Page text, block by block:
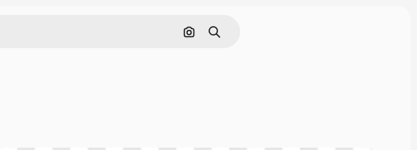
Поиск по изображению
Поиск